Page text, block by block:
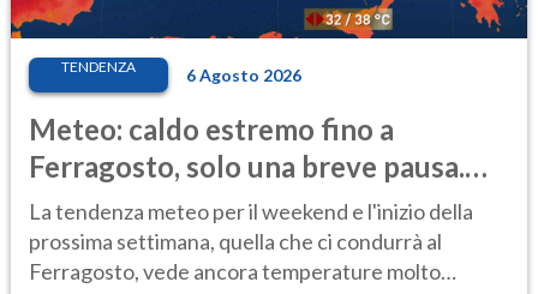
TENDENZA 6 Agosto 2026
Meteo: caldo estremo fino a
Ferragosto, solo una breve pausa.
Ecco dove
La tendenza meteo per il weekend e l'inizio della
prossima settimana, quella che ci condurrà al
Ferragosto, vede ancora temperature molto